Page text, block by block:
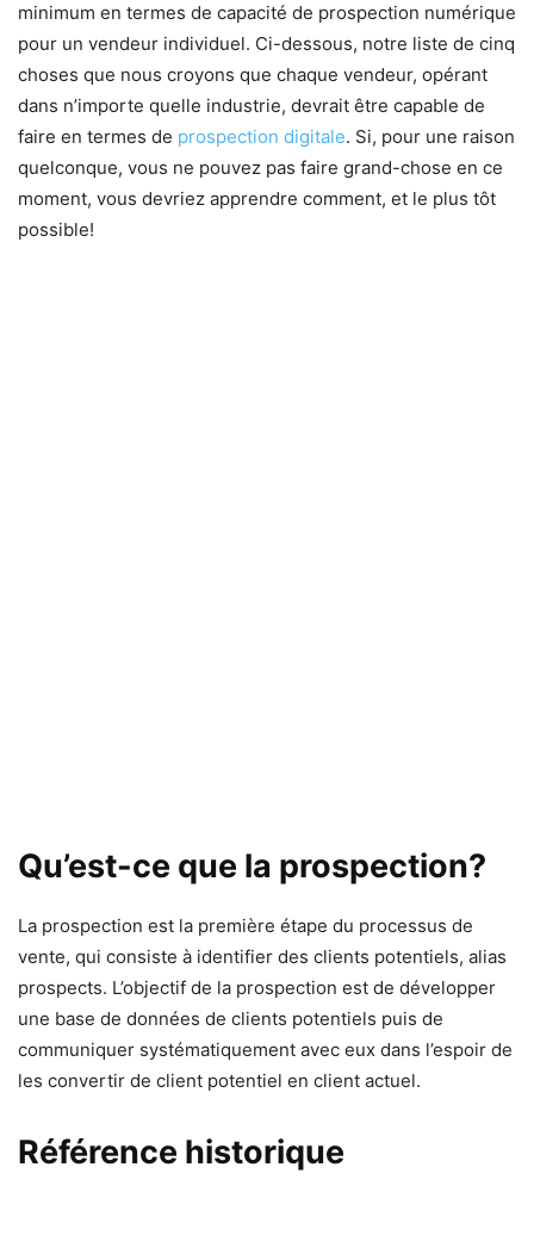
minimum en termes de capacité de prospection numérique
pour un vendeur individuel. Ci-dessous, notre liste de cinq
choses que nous croyons que chaque vendeur, opérant
dans n’importe quelle industrie, devrait être capable de
faire en termes de prospection digitale. Si, pour une raison
quelconque, vous ne pouvez pas faire grand-chose en ce
moment, vous devriez apprendre comment, et le plus tôt
possible!
Qu’est-ce que la prospection?
La prospection est la première étape du processus de
vente, qui consiste à identifier des clients potentiels, alias
prospects. L’objectif de la prospection est de développer
une base de données de clients potentiels puis de
communiquer systématiquement avec eux dans l’espoir de
les convertir de client potentiel en client actuel.
Référence historique